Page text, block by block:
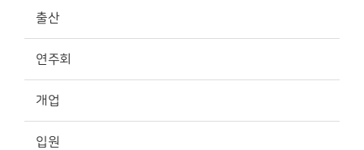
출산
연주회
개업
입원